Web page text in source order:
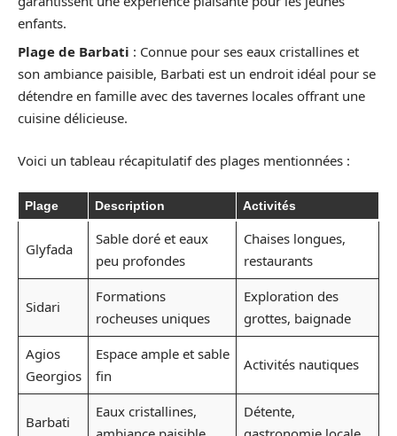
enfants.
Plage de Barbati : Connue pour ses eaux cristallines et
son ambiance paisible, Barbati est un endroit idéal pour se
détendre en famille avec des tavernes locales offrant une
cuisine délicieuse.
Voici un tableau récapitulatif des plages mentionnées :
Plage Description Activités
Glyfada
Sable doré et eaux
peu profondes
Chaises longues,
restaurants
Sidari
Formations
rocheuses uniques
Exploration des
grottes, baignade
Agios
Georgios
Espace ample et sable
fin
Activités nautiques
Barbati
Eaux cristallines,
Détente,